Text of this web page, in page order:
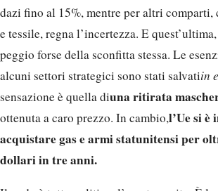
dazi fino al 15%, mentre per altri comparti,
e tessile, regna l’incertezza. E
peggio forse della sconfitta stessa. Le
alcuni settori strategici sono stati salvatiin
sensazione è quella diuna ritirata
ottenuta a caro prezzo. In cambio,l’Ue si è
acquistare gas e armi statunitensi per
dollari in tre anni.